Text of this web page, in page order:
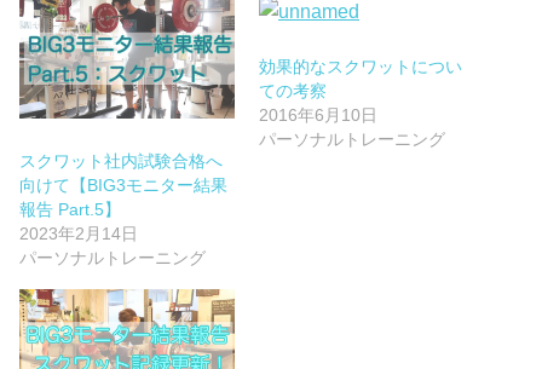
スクワット社内試験合格へ
向けて【BIG3モニター結果
報告 Part.5】
2023年2月14日
パーソナルトレーニング
効果的なスクワットについ
ての考察
2016年6月10日
パーソナルトレーニング